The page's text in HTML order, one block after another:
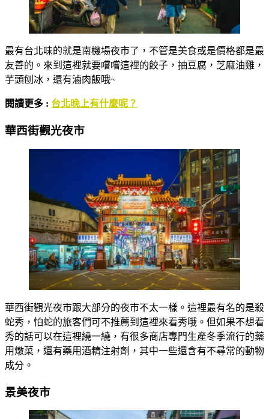
最有台北味的就是南機場夜市了，不管是美食或是價格都是最
友善的。來到這裡就要嚐嚐這裡的餃子，抽豆腐，芝麻油雞，
芋頭刨冰，還有滷肉飯哦~
閱讀更多 : 台北晚上有什麼呢？
華西街觀光夜市
華西街觀光夜市跟大部分的夜市不太一樣。這裡最有名的是殺
蛇秀，怕蛇的旅客們可不推薦到這裡來看秀哦。但如果不想看
秀的話可以在這裡繞一繞，有很多商店專門生產冬季流行的藥
用燉菜，還有藥用酒精注射劑，其中一些還含有不尋常的動物
成分。
景美夜市